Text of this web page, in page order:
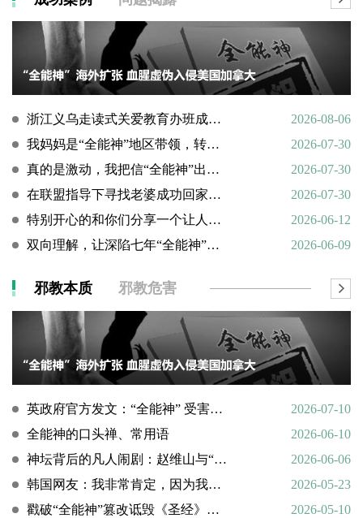
浙江义乌走读式关爱教育办班成功转化9名“全能神”“全范围教会”等邪教人员
2026-08-06
我妈妈是“全能神”地区带领，转化情况好转
2026-07-30
真的是激动，我把信“全能神”出走的老婆找了回来
2026-07-30
在联盟指导下寻找老婆成功回家回顾
2026-07-30
特别开心的和你们分享一个让人欣慰的好消息
2026-06-12
双向理解，让深陷七年“全能神”的母亲彻底醒悟
2026-06-09
邪教本质 邪教危害
英政府官方发文：“全能神” 受害说辞不实，英国拒为邪教提供庇护
2026-07-10
全能神的口头禅、常用语
2026-06-10
神坛背后的凡人闹剧：赵维山与“女基督”杨向斌的隐秘家庭史
2026-06-06
韩国网友：我非常肯定，因为我亲眼所见。
2026-05-23
戳破“全能神”篡改诋毁《圣经》的荒谬本质
2026-05-10